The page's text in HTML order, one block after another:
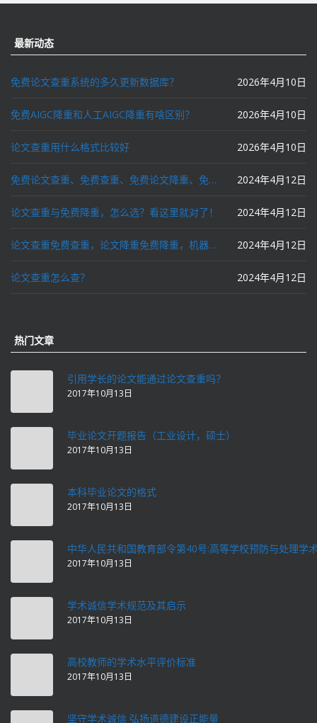
最新动态
免费论文查重系统的多久更新数据库？ 2026年4月10日
免费AIGC降重和人工AIGC降重有啥区别？ 2026年4月10日
论文查重用什么格式比较好 2026年4月10日
免费论文查重、免费查重、免费论文降重、免费降重、智能降重、一键降重、降低AIGC写作率、AI写论文，这些名词你了解吗？ 2024年4月12日
论文查重与免费降重，怎么选？看这里就对了！ 2024年4月12日
论文查重免费查重，论文降重免费降重，机器降重，人工降重，降低AIGC写作率，ai写论文，都要选论文狗和paperdog以及文思慧达！ 2024年4月12日
论文查重怎么查？ 2024年4月12日
热门文章
引用学长的论文能通过论文查重吗？
2017年10月13日
毕业论文开题报告（工业设计，硕士）
2017年10月13日
本科毕业论文的格式
2017年10月13日
中华人民共和国教育部令第40号:高等学校预防与处理学
2017年10月13日
学术诚信学术规范及其启示
2017年10月13日
高校教师的学术水平评价标准
2017年10月13日
坚守学术诚信 弘扬道德建设正能量